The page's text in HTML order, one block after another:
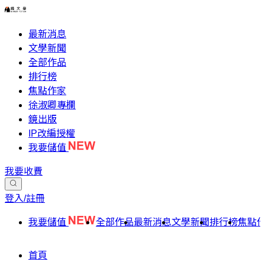
最新消息
文學新聞
全部作品
排行榜
焦點作家
徐淑卿專欄
鏡出版
IP改編授權
我要儲值
我要收費
登入/註冊
我要儲值 全部作品最新消息文學新聞排行榜焦點
首頁